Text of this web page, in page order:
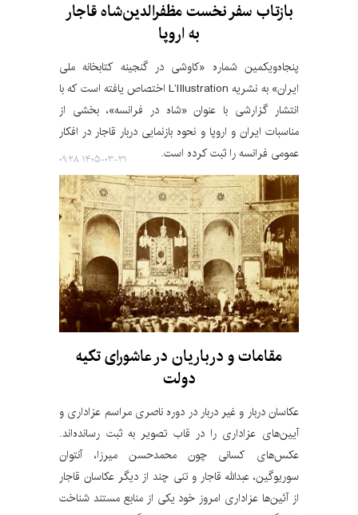
بازتاب سفر نخست مظفرالدین‌شاه قاجار
به اروپا
پنجاه‌ویکمین شماره «کاوشی در گنجینه کتابخانه ملی
ایران» به نشریه‌ L’Illustration اختصاص یافته است که با
انتشار گزارشی با عنوان «شاه در فرانسه»، بخشی از
مناسبات ایران و اروپا و نحوه بازنمایی دربار قاجار در افکار
عمومی فرانسه را ثبت کرده است.
۱۴۰۵-۰۳-۳۱ ۰۹:۲۸
مقامات و درباریان در عاشورای تکیه
دولت
عکاسان دربار و غیر دربار در دوره ناصری مراسم عزاداری و
آیین‌های عزاداری را در قاب تصویر به ثبت رسانده‌اند.
عکس‌های کسانی چون محمدحسن میرزا، آنتوان
سوریوگین، عبدالله قاجار و تنی چند از دیگر عکاسان قاجار
از آئین‌ها عزاداری امروز خود یکی از منابع مستند شناخت